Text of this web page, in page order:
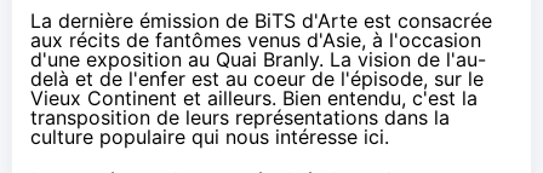
La dernière émission de BiTS d'Arte est consacrée
aux récits de fantômes venus d'Asie, à l'occasion
d'une exposition au Quai Branly. La vision de l'au-
delà et de l'enfer est au coeur de l'épisode, sur le
Vieux Continent et ailleurs. Bien entendu, c'est la
transposition de leurs représentations dans la
culture populaire qui nous intéresse ici.